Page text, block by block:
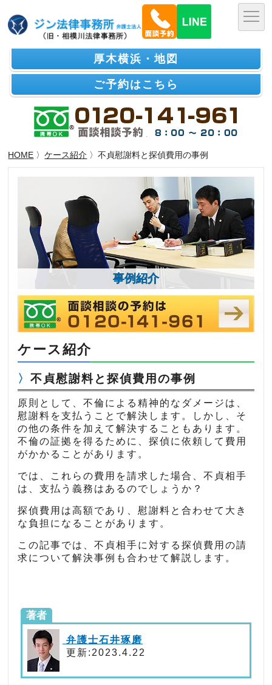
厚木横浜・地図
ご予約はこちら
HOME 〉ケース紹介 〉不貞慰謝料と探偵費用の事例
事例紹介
ケース紹介
不貞慰謝料と探偵費用の事例
原則として、不倫による精神的なダメージは、
慰謝料を支払うことで解決します。しかし、そ
の他の条件を加えて解決することもあります。
不倫の証拠を得るために、探偵に依頼して費用
がかかることがあります。
では、これらの費用を請求した場合、不貞相手
は、支払う義務はあるのでしょうか？
探偵費用は高額であり、慰謝料と合わせて大き
な負担になることがあります。
この記事では、不貞相手に対する探偵費用の請
求について解決事例も合わせて解説します。
著者
弁護士石井琢磨
更新:2023.4.22